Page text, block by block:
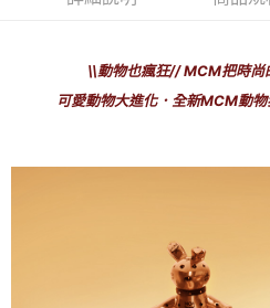
每筆NT$80，滿NT$1,000(含以上)
\\動物也瘋狂// MCM把時尚
可愛動物大進化．全新MCM動